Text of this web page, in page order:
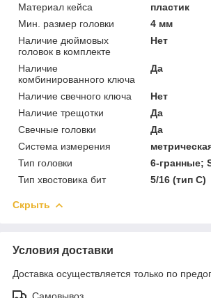
Материал кейса
пластик
Мин. размер головки
4 мм
Наличие дюймовых
головок в комплекте
Нет
Наличие
комбинированного ключа
Да
Наличие свечного ключа
Нет
Наличие трещотки
Да
Свечные головки
Да
Система измерения
Тип головки
6-гранные;
Тип хвостовика бит
5/16 (тип C)
Скрыть
Условия доставки
Доставка осуществляется только по
Самовывоз